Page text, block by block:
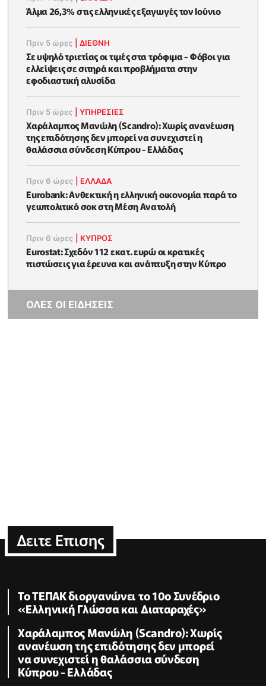
Άλμα 26,3% στις ελληνικές εξαγωγές τον Ιούνιο
Πριν 5 ώρες |ΔΙΕΘΝΗ
Σε υψηλό τριετίας οι τιμές στα τρόφιμα - Φόβοι για
ελλείψεις σε σιτηρά και προβλήματα στην
εφοδιαστική αλυσίδα
Πριν 5 ώρες |ΥΠΗΡΕΣΙΕΣ
Χαράλαμπος Μανώλη (Scandro): Χωρίς ανανέωση
της επιδότησης δεν μπορεί να συνεχιστεί η
θαλάσσια σύνδεση Κύπρου - Ελλάδας
Πριν 6 ώρες ΕΛΛΆΔΑ
Eurobank: Ανθεκτική η ελληνική οικονομία παρά το
γεωπολιτικό σοκ στη Μέση Ανατολή
Πριν 6 ώρες ΚΥΠΡΟΣ
Eurostat: Σχεδόν 112 εκατ. ευρώ οι κρατικές
πιστώσεις για έρευνα και ανάπτυξη στην Κύπρο
ΟΛΕΣ ΟΙ ΕΙΔΗΣΕΙΣ
Δειτε Επισης
Το ΤΕΠΑΚ διοργανώνει το 10ο Συνέδριο
«Ελληνική Γλώσσα και Διαταραχές»
Χαράλαμπος Μανώλη (Scandro): Χωρίς
ανανέωση της επιδότησης δεν μπορεί
να συνεχιστεί η θαλάσσια σύνδεση
Κύπρου - Ελλάδας